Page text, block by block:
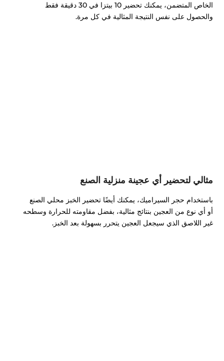
الخاص المتضمن، يمكنك تحضير 10 بيتزا في 30 دقيقة فقط
والحصول على نفس النتيجة المثالية في كل مرة.
مثالي لتحضير أي عجينة منزلية الصنع
باستخدام حجر السيراميك، يمكنك أيضًا تحضير الخبز محلي الصنع
أو أي نوع من العجين بنتائج مثالية، بفضل مقاومته للحرارة وسطحه
غير اللاصق الذي سيجعل العجين يتحرر بسهولة بعد الخبز.